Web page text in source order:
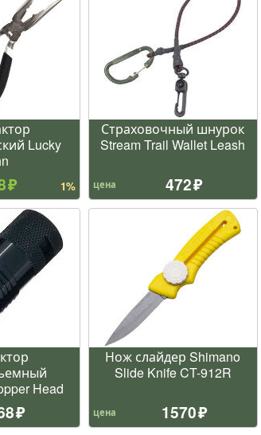
Lucky
1%
Страховочный шнурок
Stream Trail Wallet Leash
цена 472
Head
Нож слайдер Shimano
Slide Knife CT-912R
цена 1570